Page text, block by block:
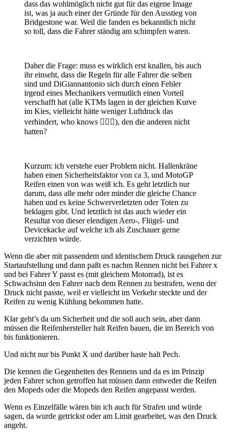
dass das wohlmöglich nicht gut für das eigene Image
ist, was ja auch einer der Gründe für den Ausstieg von
Bridgestone war. Weil die fanden es bekanntlich nicht
so toll, dass die Fahrer ständig am schimpfen waren.
Daher die Frage: muss es wirklich erst knallen, bis auch
ihr einseht, dass die Regeln für alle Fahrer die selben
sind und DiGiannantonio sich durch einen Fehler
irgend eines Mechanikers vermutlich einen Vorteil
verschafft hat (alle KTMs lagen in der gleichen Kurve
im Kies, vielleicht hätte weniger Luftdruck das
verhindert, who knows 🤷🏻‍♂️), den die anderen nicht
hatten?
Kurzum: ich verstehe euer Problem nicht. Hallenkräne
haben einen Sicherheitsfaktor von ca 3, und MotoGP
Reifen einen von was weiß ich. Es geht letztlich nur
darum, dass alle mehr oder minder die gleiche Chance
haben und es keine Schwerverletzten oder Toten zu
beklagen gibt. Und letztlich ist das auch wieder ein
Resultat von dieser elendigen Aero-, Flügel- und
Devicekacke auf welche ich als Zuschauer gerne
verzichten würde.
Wenn die aber mit passendem und identischem Druck rausgehen zur
Startaufstellung und dann paßt es nachm Rennen nicht bei Fahrer x
und bei Fahrer Y passt es (mit gleichem Motorrad), ist es
Schwachsinn den Fahrer nach dem Rennen zu bestrafen, wenn der
Druck nicht passte, weil er vielleicht im Verkehr steckte und der
Reifen zu wenig Kühlung bekommen hatte.
Klar geht’s da um Sicherheit und die soll auch sein, aber dann
müssen die Reifenhersteller halt Reifen bauen, die im Bereich von
bis funktionieren.
Und nicht nur bis Punkt X und darüber haste halt Pech.
Die kennen die Gegenheiten des Rennens und da es im Prinzip
jeden Fahrer schon getroffen hat müssen dann entweder die Reifen
den Mopeds oder die Mopeds den Reifen angepasst werden.
Wenn es Einzelfälle wären bin ich auch für Strafen und würde
sagen, da wurde getrickst oder am Limit gearbeitet, was den Druck
angeht.